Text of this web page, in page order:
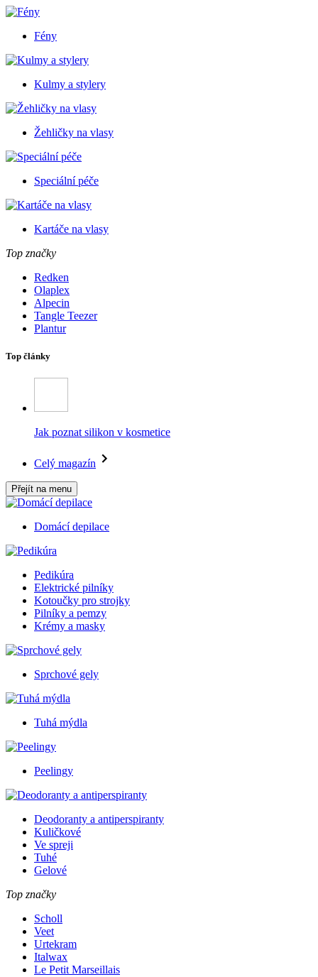
Fény
Kulmy a stylery
Žehličky na vlasy
Speciální péče
Kartáče na vlasy
Top značky
Redken
Olaplex
Alpecin
Tangle Teezer
Plantur
Top články
Jak poznat silikon v kosmetice
Celý magazín
Přejít na menu
Domácí depilace
Pedikúra
Elektrické pilníky
Kotoučky pro strojky
Pilníky a pemzy
Krémy a masky
Sprchové gely
Tuhá mýdla
Peelingy
Deodoranty a antiperspiranty
Kuličkové
Ve spreji
Tuhé
Gelové
Top značky
Scholl
Veet
Urtekram
Italwax
Le Petit Marseillais